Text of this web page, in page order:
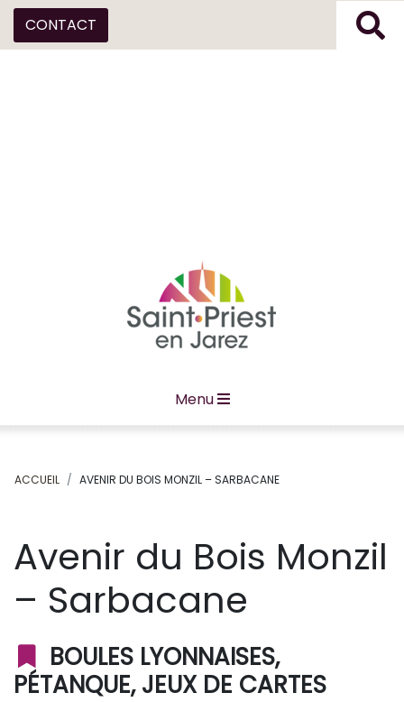
CONTACT
Menu
ACCUEIL AVENIR DU BOIS MONZIL – SARBACANE
Avenir du Bois Monzil
– Sarbacane
BOULES LYONNAISES,
PÉTANQUE, JEUX DE CARTES